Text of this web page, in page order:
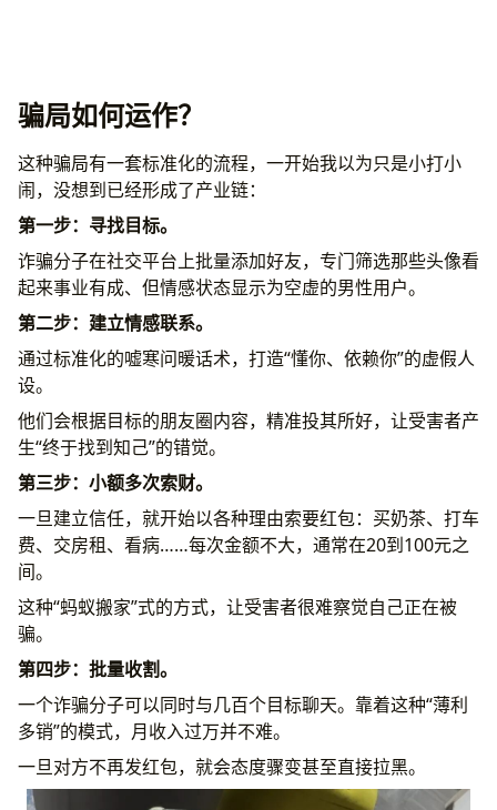
骗局如何运作？
这种骗局有一套标准化的流程，一开始我以为只是小打小
闹，没想到已经形成了产业链：
第一步：寻找目标。
诈骗分子在社交平台上批量添加好友，专门筛选那些头像看
起来事业有成、但情感状态显示为空虚的男性用户。
第二步：建立情感联系。
通过标准化的嘘寒问暖话术，打造“懂你、依赖你”的虚假人
设。
他们会根据目标的朋友圈内容，精准投其所好，让受害者产
生“终于找到知己”的错觉。
第三步：小额多次索财。
一旦建立信任，就开始以各种理由索要红包：买奶茶、打车
费、交房租、看病……每次金额不大，通常在20到100元之
间。
这种“蚂蚁搬家”式的方式，让受害者很难察觉自己正在被
骗。
第四步：批量收割。
一个诈骗分子可以同时与几百个目标聊天。靠着这种“薄利
多销”的模式，月收入过万并不难。
一旦对方不再发红包，就会态度骤变甚至直接拉黑。